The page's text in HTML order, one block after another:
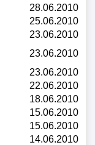
28.06.2010
25.06.2010
23.06.2010
23.06.2010
23.06.2010
22.06.2010
18.06.2010
15.06.2010
15.06.2010
14.06.2010